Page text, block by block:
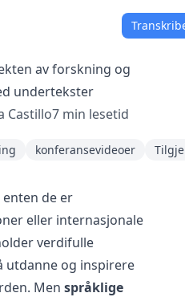
av forskning og
undertekster
Castillo7 min lesetid
konferansevideoer
de er
eller internasjonale
verdifulle
utdanne og inspirere
Men språklige